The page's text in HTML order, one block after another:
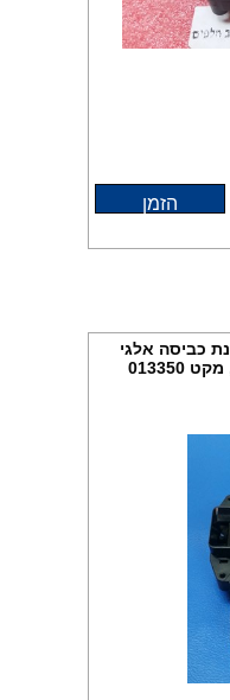
הזמן
כביסה אלגי